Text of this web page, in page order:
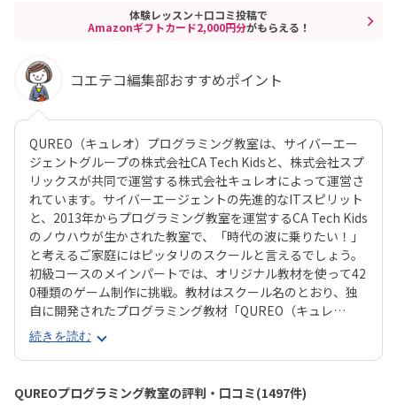
体験レッスン＋口コミ投稿で
Amazonギフトカード2,000円分がもらえる！
コエテコ編集部おすすめポイント
QUREO（キュレオ）プログラミング教室は、サイバーエー
ジェントグループの株式会社CA Tech Kidsと、株式会社スプ
リックスが共同で運営する株式会社キュレオによって運営さ
れています。サイバーエージェントの先進的なITスピリット
と、2013年からプログラミング教室を運営するCA Tech Kids
のノウハウが生かされた教室で、「時代の波に乗りたい！」
と考えるご家庭にはピッタリのスクールと言えるでしょう。
初級コースのメインパートでは、オリジナル教材を使って42
0種類のゲーム制作に挑戦。教材はスクール名のとおり、独
自に開発されたプログラミング教材「QUREO（キュレ
オ）」です。スマホゲームのような感覚でサクサク進められ
るのに、本格的な内容が学べるのが魅力。子どもにとっても
「やらされている感」がないので、楽しくゲームをクリアし
ていくようなペースでどんどん学習を進めていけます。教材
のデザイン性も高く、実際にスマホゲーム開発で使用されて
続きを読む
QUREOプログラミング教室の評判・口コミ(1497件)